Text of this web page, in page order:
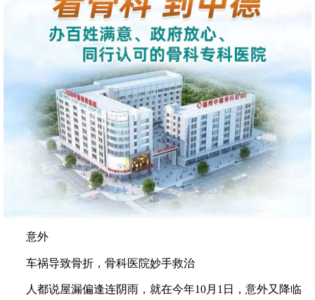
意外
车祸导致骨折，骨科医院妙手救治
人都说屋漏偏逢连阴雨，就在今年10月1日，意外又降临